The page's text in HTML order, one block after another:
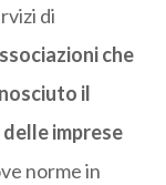
di
che
il
imprese
norme in